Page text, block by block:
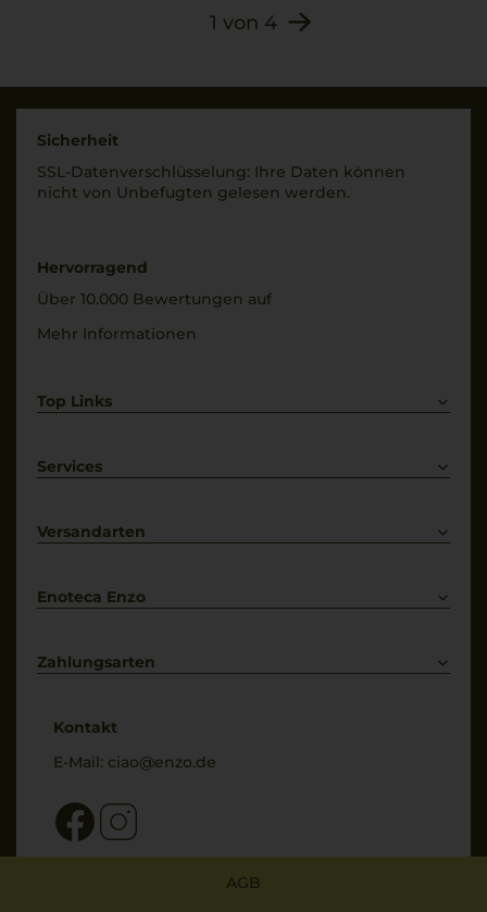
1 von 4
Sicherheit
SSL-Daten­verschlüs­selung: Ihre Daten können
nicht von Unbe­fugten gelesen werden.
Hervorragend
Über 10.000 Bewertungen auf
Mehr Informationen
Top Links
Weißwein
Services
Kontakt
Versandarten
Enoteca Enzo
Bewertungs-Richtlinien
Zahlungsarten
Kontakt
E-Mail: ciao@enzo.de
AGB